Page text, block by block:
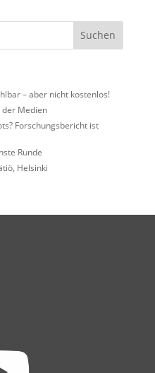
– aber nicht kostenlos!
der Medien
Forschungsbericht ist
Runde
Helsinki